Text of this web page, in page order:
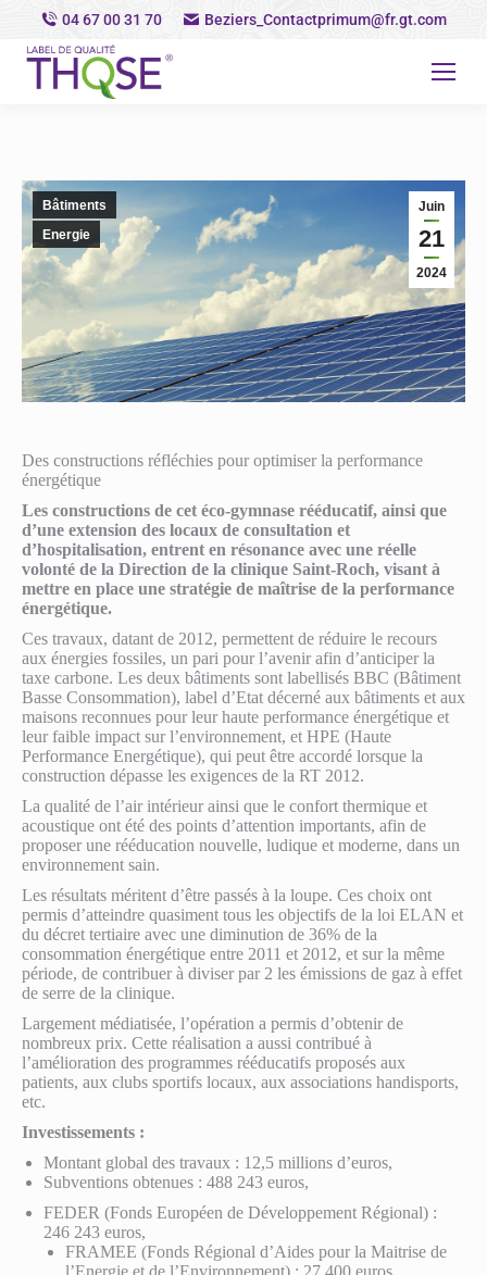
04 67 00 31 70 Beziers_Contactprimum@fr.gt.com
Juin
21
2024
Bâtiments
Energie
Des constructions réfléchies pour optimiser la performance
énergétique
Les constructions de cet éco-gymnase rééducatif, ainsi que
d’une extension des locaux de consultation et
d’hospitalisation, entrent en résonance avec une réelle
volonté de la Direction de la clinique Saint-Roch, visant à
mettre en place une stratégie de maîtrise de la performance
énergétique.
Ces travaux, datant de 2012, permettent de réduire le recours
aux énergies fossiles, un pari pour l’avenir afin d’anticiper la
taxe carbone. Les deux bâtiments sont labellisés BBC (Bâtiment
Basse Consommation), label d’Etat décerné aux bâtiments et aux
maisons reconnues pour leur haute performance énergétique et
leur faible impact sur l’environnement, et HPE (Haute
Performance Energétique), qui peut être accordé lorsque la
construction dépasse les exigences de la RT 2012.
La qualité de l’air intérieur ainsi que le confort thermique et
acoustique ont été des points d’attention importants, afin de
proposer une rééducation nouvelle, ludique et moderne, dans un
environnement sain.
Les résultats méritent d’être passés à la loupe. Ces choix ont
permis d’atteindre quasiment tous les objectifs de la loi ELAN et
du décret tertiaire avec une diminution de 36% de la
consommation énergétique entre 2011 et 2012, et sur la même
période, de contribuer à diviser par 2 les émissions de gaz à effet
de serre de la clinique.
Largement médiatisée, l’opération a permis d’obtenir de
nombreux prix. Cette réalisation a aussi contribué à
l’amélioration des programmes rééducatifs proposés aux
patients, aux clubs sportifs locaux, aux associations handisports,
etc.
Investissements :
Montant global des travaux : 12,5 millions d’euros,
Subventions obtenues : 488 243 euros,
FEDER (Fonds Européen de Développement Régional) :
246 243 euros,
FRAMEE (Fonds Régional d’Aides pour la Maitrise de
l’Energie et de l’Environnement) : 27 400 euros,